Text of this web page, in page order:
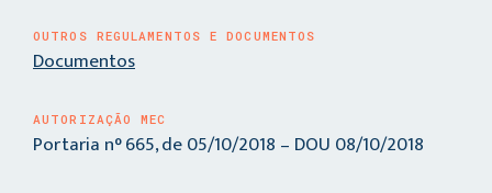
OUTROS REGULAMENTOS E DOCUMENTOS
Documentos
AUTORIZAÇÃO MEC
Portaria n° 665, de 05/10/2018 – DOU 08/10/2018